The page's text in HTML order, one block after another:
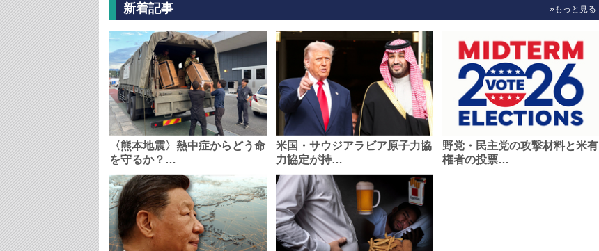
新着記事 »もっと見る
〈熊本地震〉熱中症からどう命
を守るか？…
米国・サウジアラビア原子力協
力協定が持…
野党・民主党の攻撃材料と米有
権者の投票…